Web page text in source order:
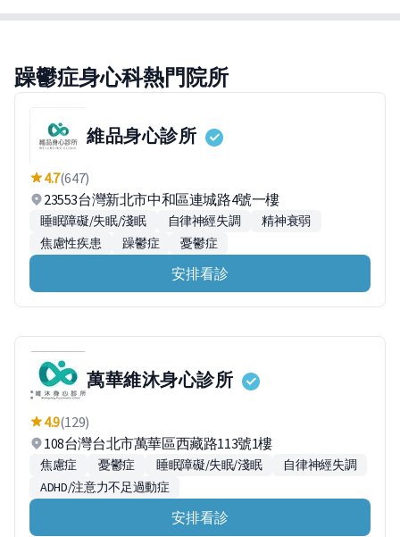
躁鬱症身心科熱門院所
維品身心診所
4.7(647)
23553台灣新北市中和區連城路4號一樓
睡眠障礙/失眠/淺眠 自律神經失調
精神衰弱
焦慮性疾患
躁鬱症 憂鬱症
安排看診
萬華維沐身心診所
4.9(129)
108台灣台北市萬華區西藏路113號1樓
焦慮症 憂鬱症 睡眠障礙/失眠/淺眠
自律神經失調
ADHD/注意力不足過動症
安排看診